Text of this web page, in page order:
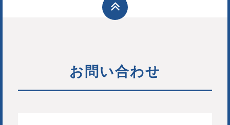
お問い合わせ